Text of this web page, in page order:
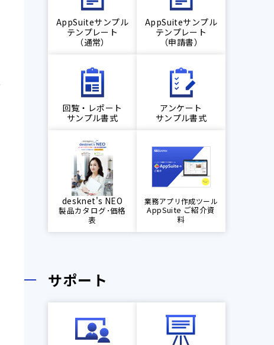
AppSuiteサンプル
テンプレート
（通常）
AppSuiteサンプル
テンプレート
（申請書）
回覧・レポート
サンプル書式
アンケート
サンプル書式
desknet's NEO
製品カタログ･価格
表
業務アプリ作成ツール
AppSuite ご紹介資
料
サポート